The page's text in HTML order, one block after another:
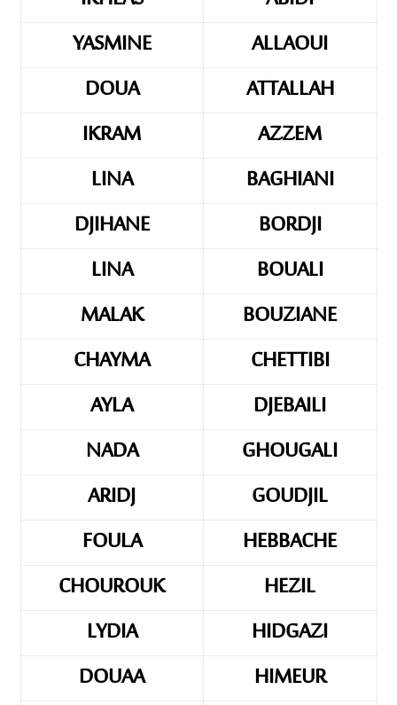
ALLAOUI
YASMINE
ATTALLAH
DOUA
AZZEM
IKRAM
BAGHIANI
LINA
BORDJI
DJIHANE
BOUALI
LINA
BOUZIANE
MALAK
CHETTIBI
CHAYMA
DJEBAILI
AYLA
GHOUGALI
NADA
GOUDJIL
ARIDJ
HEBBACHE
FOULA
HEZIL
CHOUROUK
HIDGAZI
LYDIA
HIMEUR
DOUAA